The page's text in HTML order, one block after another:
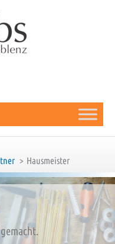
Hausmeister